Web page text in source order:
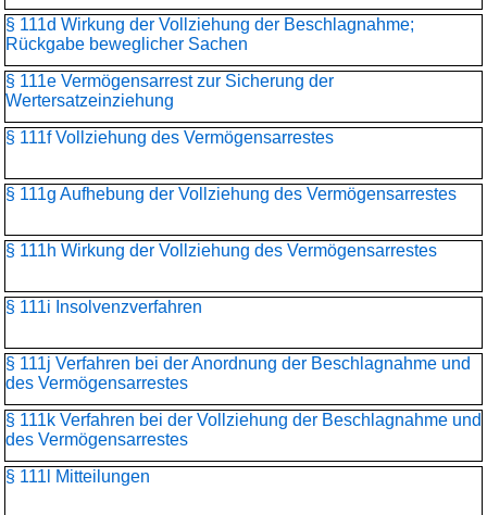
§ 111d Wirkung der Vollziehung der Beschlagnahme;
Rückgabe beweglicher Sachen
§ 111e Vermögensarrest zur Sicherung der
Wertersatzeinziehung
§ 111f Vollziehung des Vermögensarrestes
§ 111g Aufhebung der Vollziehung des Vermögensarrestes
§ 111h Wirkung der Vollziehung des Vermögensarrestes
§ 111i Insolvenzverfahren
§ 111j Verfahren bei der Anordnung der Beschlagnahme und
des Vermögensarrestes
§ 111k Verfahren bei der Vollziehung der Beschlagnahme und
des Vermögensarrestes
§ 111l Mitteilungen